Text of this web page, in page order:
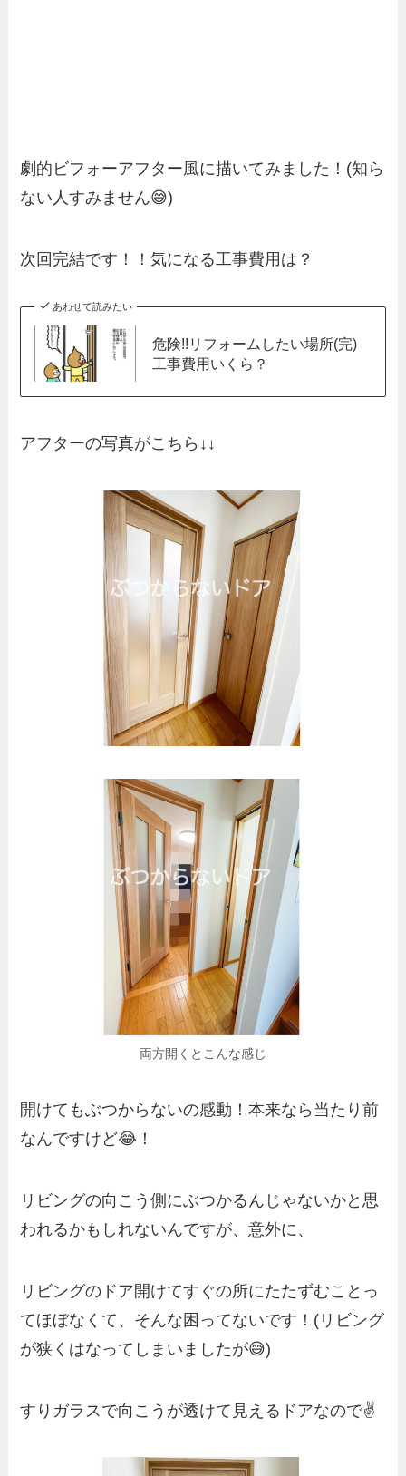
劇的ビフォーアフター風に描いてみました！(知ら
ない人すみません😅)
次回完結です！！気になる工事費用は？
あわせて読みたい
危険!!リフォームしたい場所(完)
工事費用いくら？
アフターの写真がこちら↓↓
両方開くとこんな感じ
開けてもぶつからないの感動！本来なら当たり前
なんですけど😂！
リビングの向こう側にぶつかるんじゃないかと思
われるかもしれないんですが、意外に、
リビングのドア開けてすぐの所にたたずむことっ
てほぼなくて、そんな困ってないです！(リビング
が狭くはなってしまいましたが😅)
すりガラスで向こうが透けて見えるドアなので✌️